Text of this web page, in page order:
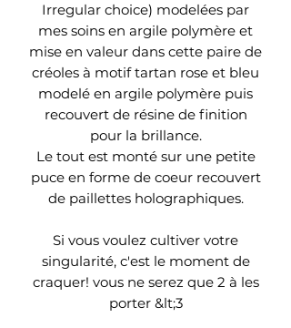
Irregular choice) modelées par
mes soins en argile polymère et
mise en valeur dans cette paire de
créoles à motif tartan rose et bleu
modelé en argile polymère puis
recouvert de résine de finition
pour la brillance.
Le tout est monté sur une petite
puce en forme de coeur recouvert
de paillettes holographiques.
Si vous voulez cultiver votre
singularité, c'est le moment de
craquer! vous ne serez que 2 à les
porter &lt;3